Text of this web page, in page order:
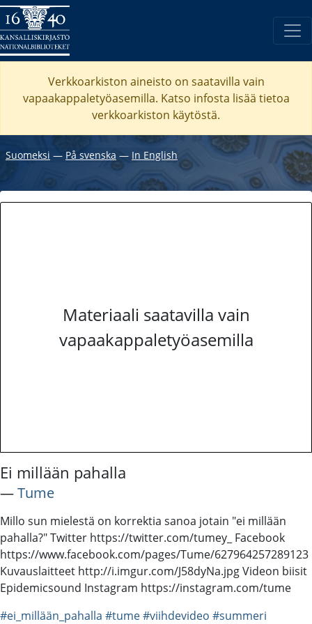
Verkkoarkiston aineisto on saatavilla vain
vapaakappaletyöasemilla. Katso infosta lisää tietoa
verkkoarkiston käytöstä.
Suomeksi ― På svenska ― In English
Materiaali saatavilla vain
vapaakappaletyöasemilla
Ei millään pahalla
―Tume
Millo sun mielestä on korrektia sanoa jotain "ei millään
pahalla?" Twitter https://twitter.com/tumey_ Facebook
https://www.facebook.com/pages/Tume/627964257289123
Kuvauslaitteet http://i.imgur.com/J58dyNa.jpg Videon biisit
Epidemicsound Instagram https://instagram.com/tume
#ei_millään_pahalla #tume#viihdevideo #summeri